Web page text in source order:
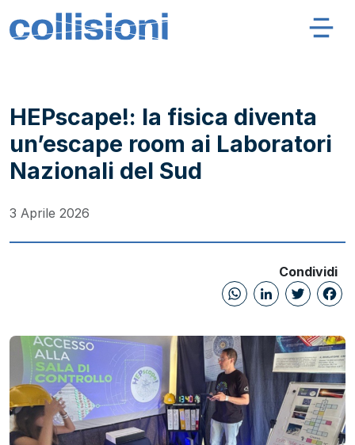
Salta al contenuto
Navigazione principale
HEPscape!: la fisica diventa
un’escape room ai Laboratori
Nazionali del Sud
3 Aprile 2026
Condividi